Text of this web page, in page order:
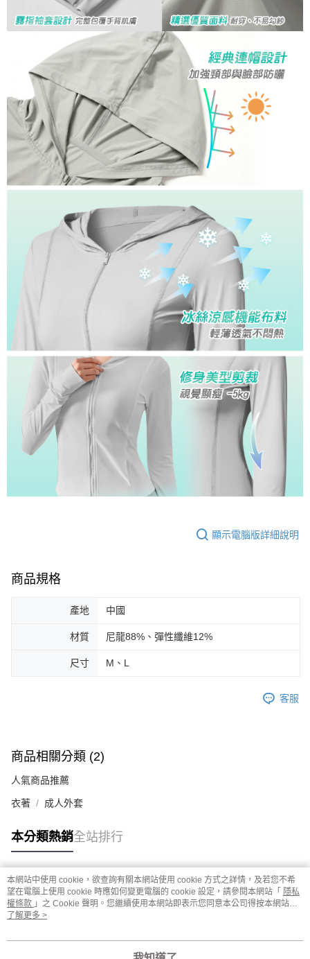
顯示電腦版詳細說明
商品規格
產地 中國
材質 尼龍88%、彈性纖維12%
尺寸 M、L
客服
商品相關分類 (2)
人氣商品推薦
衣著 成人外套
本分類熱銷全站排行
熱門標籤
本網站中使用 cookie，欲查詢有關本網站使用 cookie 方式之詳情，及若您不希
望在電腦上使用 cookie 時應如何變更電腦的 cookie 設定，請參閱本網站「 隱私
權條款 」之 Cookie 聲明。您繼續使用本網站即表示您同意本公司得按本網站使
用條款之 Cookie 聲明使用 cookie。
了解更多 >